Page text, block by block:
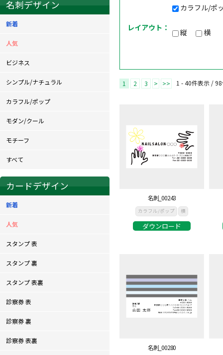
カラフル/
レイアウト：
縦 横
1 2 3 > >> 1 - 40件表示 /98
名刺_00243
カラフル/ポップ 横
ダウンロード
名刺_00280
名刺デザイン
新着
人気
ビジネス
シンプル/ナチュラル
カラフル/ポップ
モダン/クール
モチーフ
すべて
カードデザイン
新着
人気
スタンプ 表
スタンプ 裏
スタンプ 表裏
診察券 表
診察券 裏
診察券 表裏